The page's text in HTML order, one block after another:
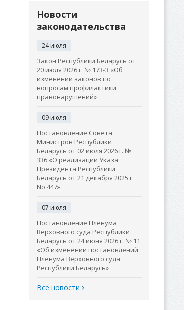
Новости
законодательства
24 июля
Закон Республики Беларусь от
20 июля 2026 г. № 173-З «Об
изменении законов по
вопросам профилактики
правонарушений»
09 июля
Постановление Совета
Министров Республики
Беларусь от 02 июля 2026 г. №
336 «О реализации Указа
Президента Республики
Беларусь от 21 декабря 2025 г.
No 447»
07 июля
Постановление Пленума
Верховного суда Республики
Беларусь от 24 июня 2026 г. № 11
«Об изменении постановлений
Пленума Верховного суда
Республики Беларусь»
Все новости